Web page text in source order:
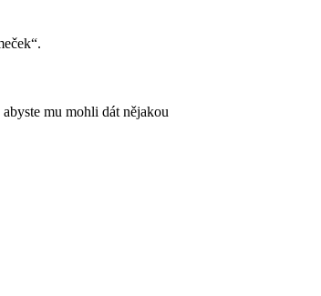
mu mohli dát nějakou